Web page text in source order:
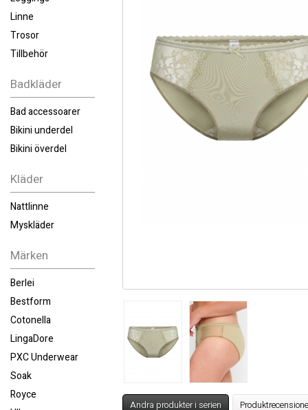
Linne
Trosor
Tillbehör
Badkläder
Bad accessoarer
Bikini underdel
Bikini överdel
Kläder
Nattlinne
Myskläder
Märken
Berlei
Bestform
Cotonella
LingaDore
PXC Underwear
Soak
Royce
Andra produkter i serien